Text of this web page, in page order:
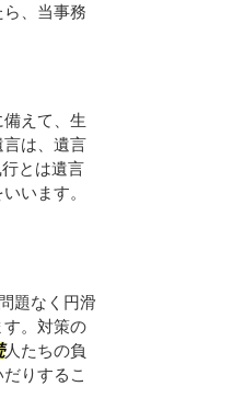
、当事務
備えて、生
は、遺言
とは遺言
います。
題なく円滑
。対策の
人たちの負
りするこ